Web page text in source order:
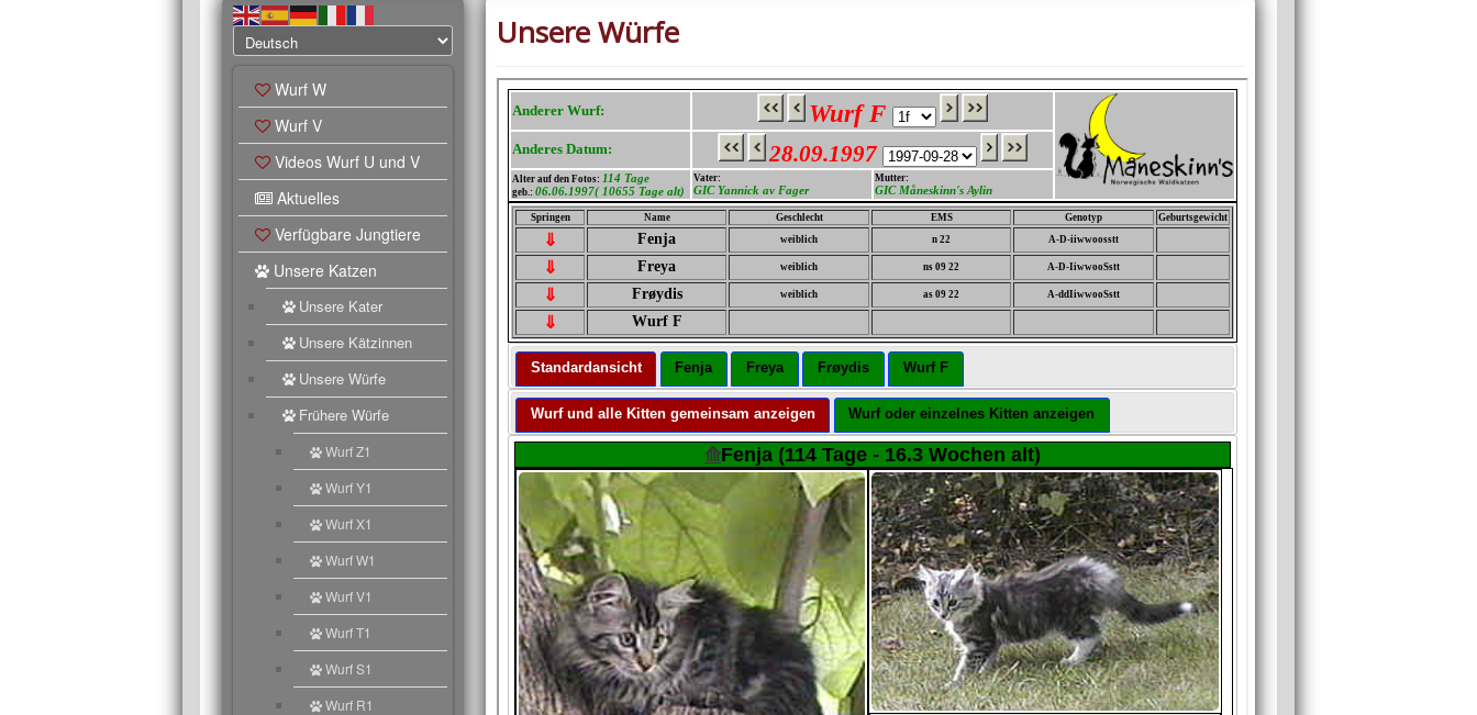
Wurf W
Wurf V
Videos Wurf U und V
Aktuelles
Verfügbare Jungtiere
Unsere Katzen
Unsere Kater
Unsere Kätzinnen
Unsere Würfe
Frühere Würfe
Wurf Z1
Wurf Y1
Wurf X1
Wurf W1
Wurf V1
Wurf T1
Wurf S1
Wurf R1
Unsere Würfe